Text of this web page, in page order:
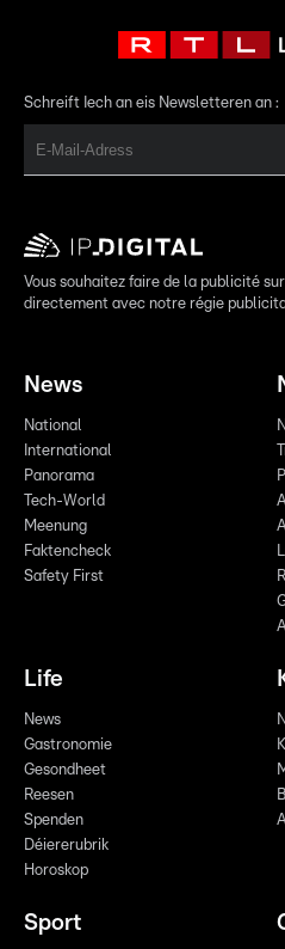
Schreift Iech an eis Newsletteren an :
Vous souhaitez faire de la publicité
directement avec notre régie
News
National
International
Panorama
Tech-World
Meenung
Faktencheck
Safety First
Life
News
Gastronomie
Gesondheet
Reesen
Spenden
Déiererubrik
Horoskop
Sport